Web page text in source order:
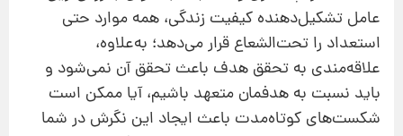
عامل تشکیل‌دهنده کیفیت زندگی، همه موارد حتی
استعداد را تحت‌الشعاع قرار می‌دهد؛ به‌علاوه،
علاقه‌مندی به تحقق هدف باعث تحقق آن نمی‌شود و
باید نسبت به هدفمان متعهد باشیم، آیا ممکن است
شکست‌های کوتاه‌مدت باعث ایجاد این نگرش در شما